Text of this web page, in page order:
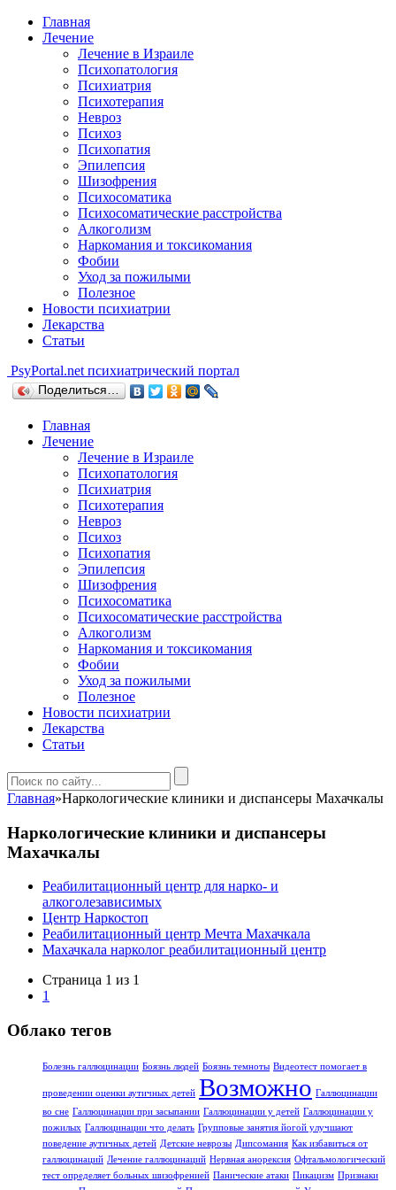
Главная
Лечение
Лечение в Израиле
Психопатология
Психиатрия
Психотерапия
Невроз
Психоз
Психопатия
Эпилепсия
Шизофрения
Психосоматика
Психосоматические расстройства
Алкоголизм
Наркомания и токсикомания
Фобии
Уход за пожилыми
Полезное
Новости психиатрии
Лекарства
Статьи
PsyPortal.net психиатрический портал
Поделиться…
Главная
Лечение
Лечение в Израиле
Психопатология
Психиатрия
Психотерапия
Невроз
Психоз
Психопатия
Эпилепсия
Шизофрения
Психосоматика
Психосоматические расстройства
Алкоголизм
Наркомания и токсикомания
Фобии
Уход за пожилыми
Полезное
Новости психиатрии
Лекарства
Статьи
Главная»Наркологические клиники и диспансеры Махачкалы
Наркологические клиники и диспансеры
Махачкалы
Реабилитационный центр для нарко- и
алкоголезависимых
Центр Наркостоп
Реабилитационный центр Мечта Махачкала
Махачкала нарколог реабилитационный центр
Страница 1 из 1
1
Облако тегов
Болезнь галлюцинации Боязнь людей Боязнь темноты Видеотест помогает в
проведении оценки аутичных детей Возможно Галлюцинации
во сне Галлюцинации при засыпании Галлюцинации у детей Галлюцинации у
пожилых Галлюцинации что делать Групповые занятия йогой улучшают
поведение аутичных детей Детские неврозы Дипсомания Как избавиться от
галлюцинаций Лечение галлюцинаций Нервная анорексия Офтальмологический
тест определяет больных шизофренией Панические атаки Пикацизм Признаки